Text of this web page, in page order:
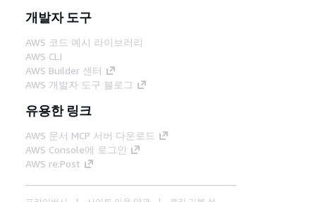
개발자 도구
AWS 코드 예시 라이브러리
AWS CLI
AWS Builder 센터
AWS 개발자 도구 블로그
유용한 링크
AWS 문서 MCP 서버 다운로드
AWS Console에 로그인
AWS re:Post